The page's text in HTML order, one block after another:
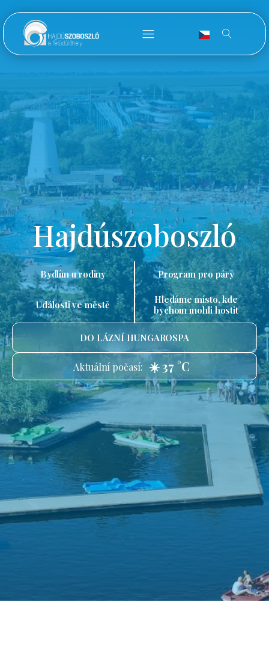
Hajdúszoboszló
Bydlím u rodiny Program pro páry
Události ve městě
Hledáme místo, kde
bychom mohli hostit
DO LÁZNÍ HUNGAROSPA
Aktuální počasí: ☀️ 37 °C